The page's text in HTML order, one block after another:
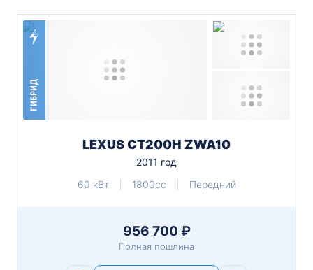
ГИБРИД
LEXUS CT200H ZWA10
2011 год
60 кВт
1800cc Передний
956 700 ₽
Полная пошлина